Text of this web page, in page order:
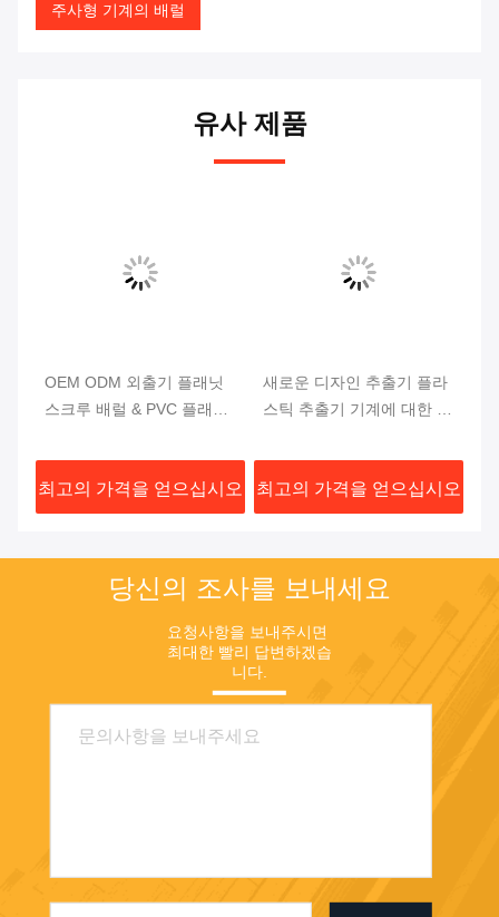
주사형 기계의 배럴
유사 제품
OEM ODM 외출기 플래닛
스크루 배럴 & PVC 플래닛
최고의 가격을 얻으십시오
새로운 디자인 추출기 플라
스틱 추출기 기계에 대한 행
최고의 가격을 얻으십시오
당신의 조사를 보내세요
요청사항을 보내주시면
최대한 빨리 답변하겠습
니다.